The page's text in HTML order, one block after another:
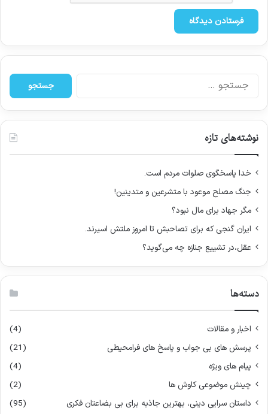
ج
س
ج
ر
نوشته‌های تازه
خدا پاسخگوی صلوات مردم است.
جنگ مصلح موعود با متشرعین و متدینین!
مگر جهاد برای مال نبود؟
ایران گنجی که برای تصاحبش تا امروز ملتش اسیرند.
عقل،در تشییع جنازه چه می‌گوید؟
دسته‌ها
اخبار و مقالات
(4)
پرسش های بی جواب و پاسخ های فرامحیطی
(21)
پیام های ویژه
(4)
چینش موضوعی کاوش ها
(2)
داستان سرایی دینی، بهترین جاذبه برای بی بضاعتان فکری
(95)